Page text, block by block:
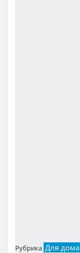
Рубрика Для дома